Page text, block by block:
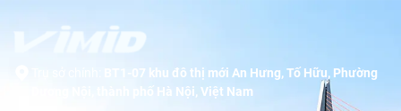
BT1-07 khu đô thị mới An Hưng, Tố Hữu, Phường
Dương Nội, thành phố Hà Nội, Việt Nam